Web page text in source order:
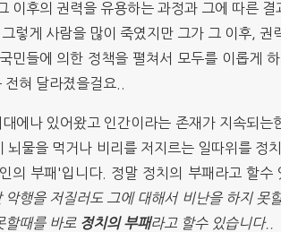
이후의 권력을 유용하는 과정과 그에 따른 결
렇게 사람을 많이 죽였지만 그가 그 이후, 권
민들에 의한 정책을 펼쳐서 모두를 이롭게
혀 달라졌을걸요..
에나 있어왔고 인간이라는 존재가 지속되는
뇌물을 먹거나 비리를 저지르는 일따위를 정
의 부패'입니다. 정말 정치의 부패라고 할수
악행을 저질러도 그에 대해서 비난을 하지 못
할때를 바로 정치의 부패라고 할수 있습니다..